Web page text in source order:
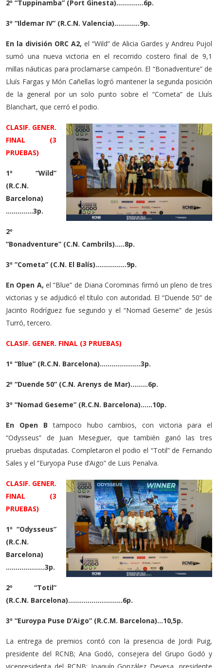
2º “Tuppinamba” (Port Ginesta)…………..6p.
3º “Ildemar IV” (R.C.N. Valencia)………….9p.
En la división ORC A2, el “Wild” de Alicia Gardes y Andreu Pujol
sumó una nueva victoria en el recorrido costero final de 9,1
millas náuticas para proclamarse campeón. El “Bonadventure” de
Lluís Fargas y Món Cañellas logró mantener la segunda posición
de la general por un solo punto sobre el “Cometa” de Lluís
Blanchart, que cerró el podio.
CLASIF. GENER.
FINAL (3
PRUEBAS)
1º “Wild”
(R.C.N.
Barcelona)
…………..3p.
2º
“Bonadventure” (C.N. Cambrils)…..8p.
3º ”Cometa” (C.N. El Balís)…………….9p.
En Open A, el “Blue” de Diana Corominas firmó un pleno de tres
victorias y se adjudicó el título con autoridad. El “Duende 50” de
Jacinto Rodríguez fue segundo y el “Nomad Geseme” de Jesús
Turró, tercero.
CLASIF. GENER. FINAL (3 PRUEBAS)
1º “Blue” (R.C.N. Barcelona)…………………3p.
2º “Duende 50” (C.N. Arenys de Mar)………6p.
3º “Nomad Geseme” (R.C.N. Barcelona)……10p.
En Open Btampoco hubo cambios, con victoria para el
“Odysseus” de Juan Meseguer, que también ganó las tres
pruebas disputadas. Completaron el podio el “Totil” de Fernando
Sales y el “Euryopa Puse d’Aigo” de Luis Penalva.
CLASIF. GENER.
FINAL (3
PRUEBAS)
1º “Odysseus”
(R.C.N.
Barcelona)
………………..3p.
2º “Totil”
(R.C.N. Barcelona)……………………….6p.
3º “Euroypa Puse D’Aigo” (R.C.M. Barcelona)…10,5p.
La entrega de premios contó con la presencia de Jordi Puig,
presidente del RCNB; Ana Godó, consejera del Grupo Godó y
vicepresidenta del RCNB; Joaquín González Devesa, presidente